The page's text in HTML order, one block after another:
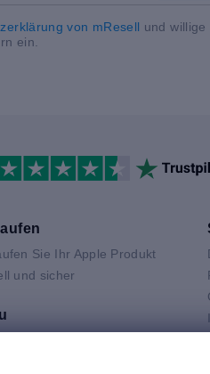
von mResell und willige
ein.
Sie Ihr Apple Produkt
und sicher